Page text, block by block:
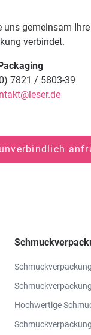
uns gemeinsam
verbindet.
7821 / 5803-39
Hochwertige